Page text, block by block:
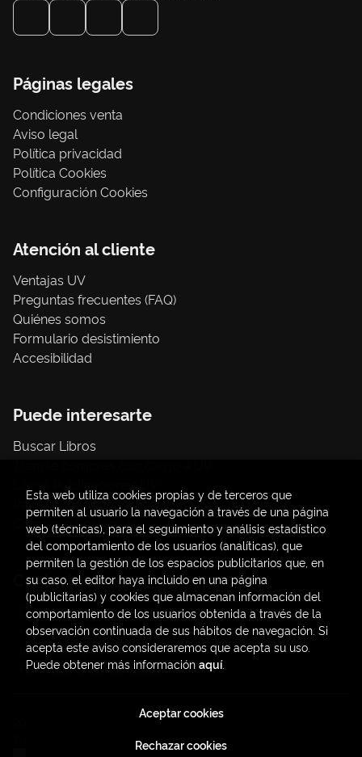
Páginas legales
Condiciones venta
Aviso legal
Política privacidad
Política Cookies
Configuración Cookies
Atención al cliente
Ventajas UV
Preguntas frecuentes (FAQ)
Quiénes somos
Formulario desistimiento
Accesibilidad
Puede interesarte
Buscar Libros
Papelería / material oficina
Consumo Sostenible
Contacto
C/ Amadeo de Saboya, 4
(+34) 963828968
latendauv@fundacio.es
Formulario de contacto
. Todos los Derechos Reservados |
Esta web utiliza cookies propias y de terceros que
permiten al usuario la navegación a través de una página
web (técnicas), para el seguimiento y análisis estadístico
del comportamiento de los usuarios (analíticas), que
permiten la gestión de los espacios publicitarios que, en
su caso, el editor haya incluido en una página
(publicitarias) y cookies que almacenan información del
comportamiento de los usuarios obtenida a través de la
observación continuada de sus hábitos de navegación. Si
acepta este aviso consideraremos que acepta su uso.
Puede obtener más información aquí.
Rechazar cookies
Aceptar cookies